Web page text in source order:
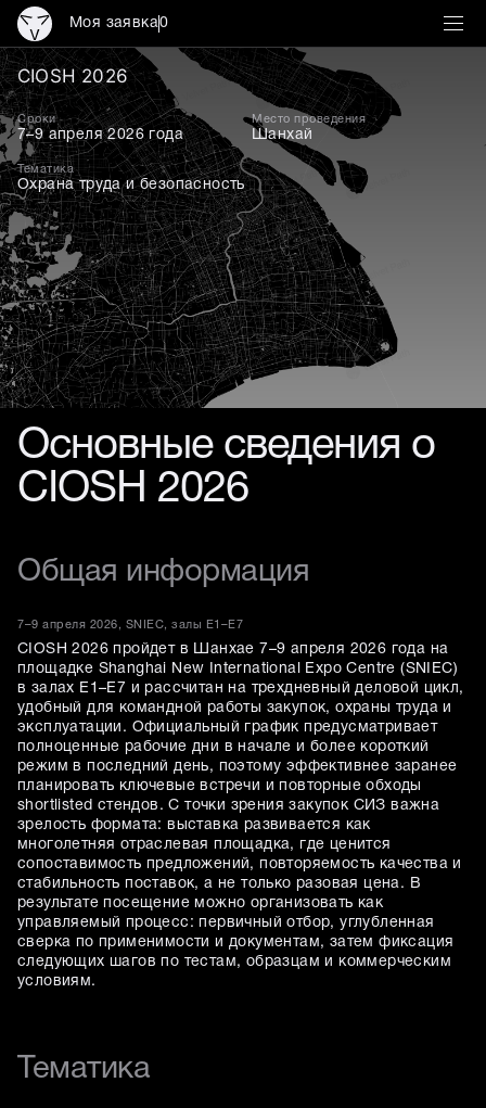
Моя заявка0
CIOSH 2026
CIOSH 2026
Сроки
7–9 апреля 2026 года
Место проведения
Шанхай
Тематика
Охрана труда и безопасность
Основные сведения о
CIOSH 2026
Общая информация
7–9 апреля 2026, SNIEC, залы E1–E7
CIOSH 2026 пройдет в Шанхае 7–9 апреля 2026 года на
площадке Shanghai New International Expo Centre (SNIEC)
в залах E1–E7 и рассчитан на трехдневный деловой цикл,
удобный для командной работы закупок, охраны труда и
эксплуатации. Официальный график предусматривает
полноценные рабочие дни в начале и более короткий
режим в последний день, поэтому эффективнее заранее
планировать ключевые встречи и повторные обходы
shortlisted стендов. С точки зрения закупок СИЗ важна
зрелость формата: выставка развивается как
многолетняя отраслeвая площадка, где ценится
сопоставимость предложений, повторяемость качества и
стабильность поставок, а не только разовая цена. В
результате посещение можно организовать как
управляемый процесс: первичный отбор, углубленная
сверка по применимости и документам, затем фиксация
следующих шагов по тестам, образцам и коммерческим
условиям.
Тематика